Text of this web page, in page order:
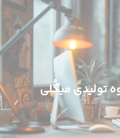
تولیدی میگُلی